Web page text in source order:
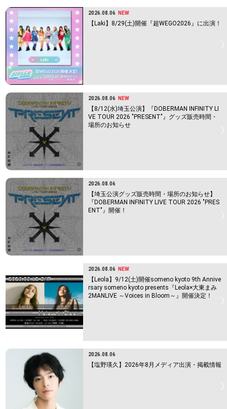
2026.08.06 NEW
【Laki】8/29(土)開催『超WEGO2026』に出演！
2026.08.06 NEW
【8/12(水)埼玉公演】『DOBERMAN INFINITY LI
VE TOUR 2026 "PRESENT"』グッズ販売時間・
場所のお知らせ
2026.08.06
【埼玉公演グッズ販売時間・場所のお知らせ】
『DOBERMAN INFINITY LIVE TOUR 2026 "PRES
ENT"』開催！
2026.08.06 NEW
【Leola】9/12(土)開催someno kyoto 9th Annive
rsary someno kyoto presents『Leola×大東まみ
2MANLIVE ～Voices in Bloom～』開催決定！
2026.08.06
【塩野瑛久】2026年8月メディア出演・掲載情報